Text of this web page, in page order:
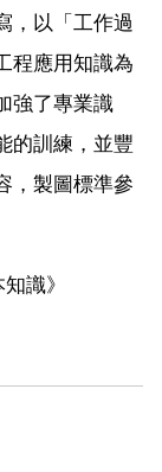
，以「工作過
程應用知識為
強了專業識
的訓練，並豐
，製圖標準參
識》